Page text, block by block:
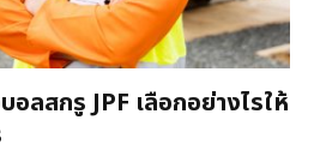
ลสกรู JPF เลือกอย่างไรให้